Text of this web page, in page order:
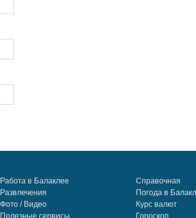
Работа в Балаклее
Развлечения
Фото / Видео
Полезные сервисы
Справочная
Погода в
Курс валют
Гороскоп